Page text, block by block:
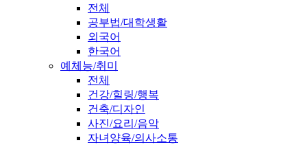
전체
공부법/대학생활
외국어
한국어
예체능/취미
전체
건강/힐링/행복
건축/디자인
사진/요리/음악
자녀양육/의사소통